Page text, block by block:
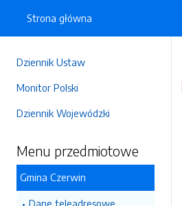
Dziennik Ustaw
Monitor Polski
Dziennik Wojewódzki
Menu przedmiotowe
Gmina Czerwin
Dane teleadresowe
Strona główna